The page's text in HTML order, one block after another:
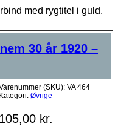
med rygtitel i guld.
30 år 1920 –
(SKU): VA 464
Kategori: Øvrige
105,00 kr.